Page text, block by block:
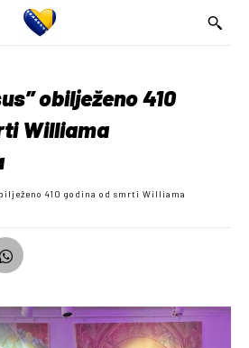
obilježeno 410
Williama
410 godina od smrti Williama